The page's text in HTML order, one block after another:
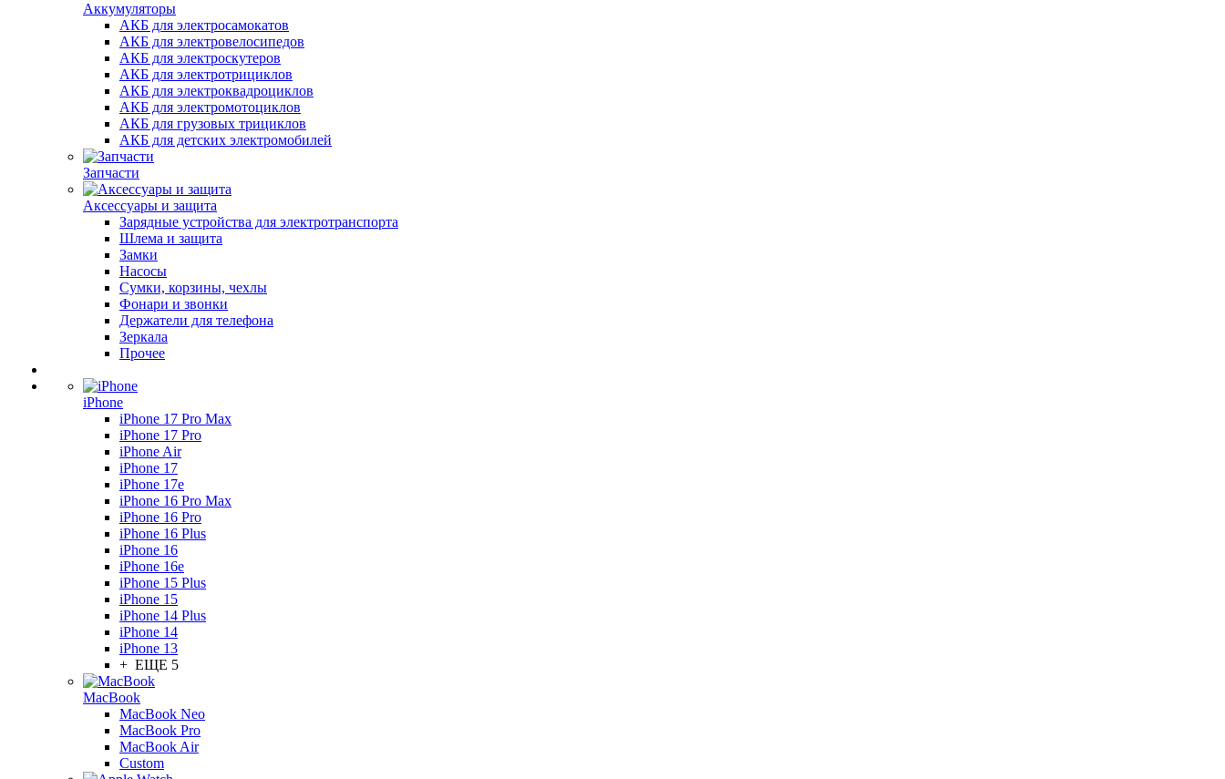
Аккумуляторы
АКБ для электросамокатов
АКБ для электровелосипедов
АКБ для электроскутеров
АКБ для электротрициклов
АКБ для электроквадроциклов
АКБ для электромотоциклов
АКБ для грузовых трициклов
АКБ для детских электромобилей
Запчасти
Аксессуары и защита
Зарядные устройства для электротранспорта
Шлема и защита
Замки
Насосы
Сумки, корзины, чехлы
Фонари и звонки
Держатели для телефона
Зеркала
Прочее
iPhone
iPhone 17 Pro Max
iPhone 17 Pro
iPhone Air
iPhone 17
iPhone 17e
iPhone 16 Pro Max
iPhone 16 Pro
iPhone 16 Plus
iPhone 16
iPhone 16e
iPhone 15 Plus
iPhone 15
iPhone 14 Plus
iPhone 14
iPhone 13
+ ЕЩЕ 5
MacBook
MacBook Neo
MacBook Pro
MacBook Air
Custom